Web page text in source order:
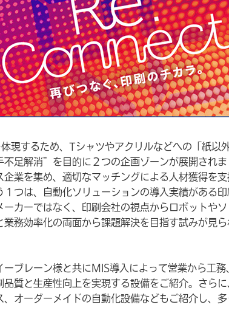
現するため、Tシャツやアクリルなどへの「紙以
足解消”を目的に２つの企画ゾーンが展開されま
業を集め、適切なマッチングによる人材獲得を
つは、自動化ソリューションの導入実績がある
カーではなく、印刷会社の視点からロボットや
務効率化の両面から課題解決を目指す試みが見ら
ブレーン様と共にMIS導入によって営業から工務
質と生産性向上を実現する設備をご紹介。さら
オーダーメイドの自動化設備などもご紹介し、